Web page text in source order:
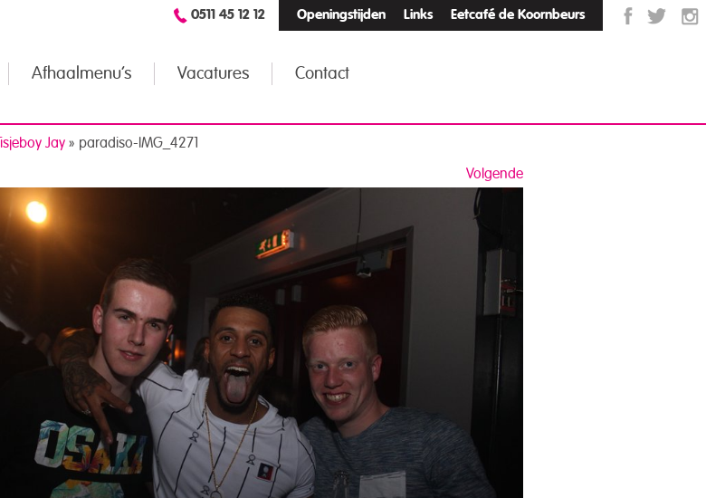
Openingstijden Links Eetcafé de Koornbeurs
0511 45 12 12
Afhaalmenu’s Vacatures Contact
Tisjeboy Jay » paradiso-IMG_4271
Volgende